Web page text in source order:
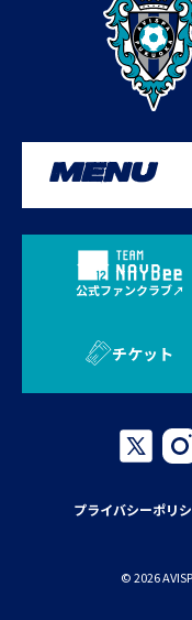
MENU
公式ファンクラブ
チケット
プライバシーポリ
© 2026